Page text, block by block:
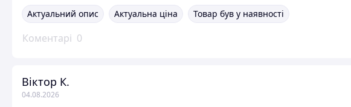
Актуальний опис
Актуальна ціна Товар був у наявності
Коментарі 0
Віктор К.
04.08.2026